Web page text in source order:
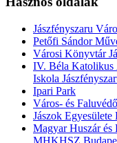
Jászfényszaru
Petőfi Sándor
Városi Könyvtár
IV. Béla Katolikus
Iskola
Ipari Park
Város- és
Jászok Egyesülete
Magyar Huszár és